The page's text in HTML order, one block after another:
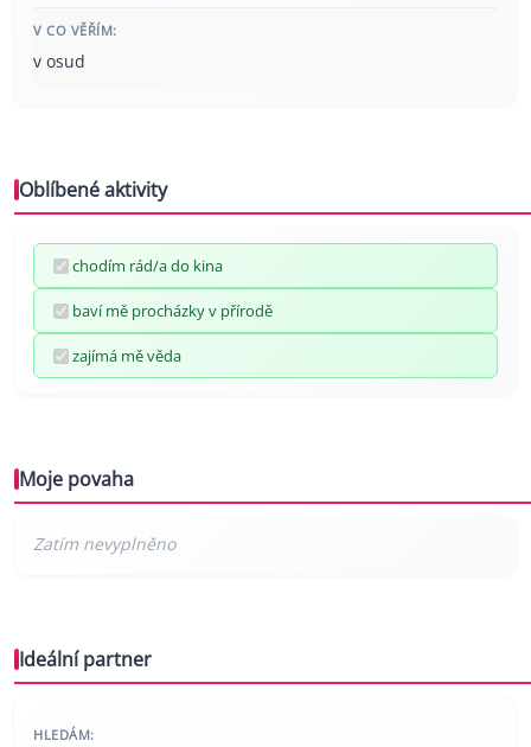
V CO VĚŘÍM:
v osud
Oblíbené aktivity
chodím rád/a do kina
baví mě procházky v přírodě
zajímá mě věda
Moje povaha
Ideální partner
HLEDÁM: